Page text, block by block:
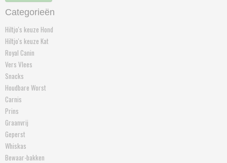
Categorieën
Hiltjo's keuze Hond
Hiltjo's keuze Kat
Royal Canin
Vers Vlees
Snacks
Houdbare Worst
Carnis
Prins
Graanvrij
Geperst
Whiskas
Bewaar-bakken